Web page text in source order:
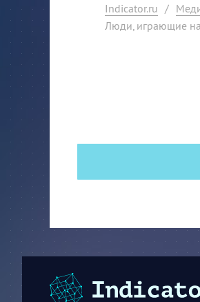
Indicator.ru /
Люди, играющие на